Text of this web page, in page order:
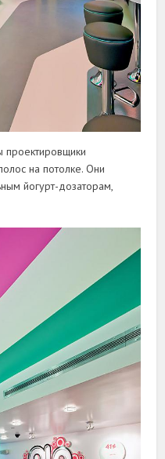
проектировщики
на потолке. Они
йогурт-дозаторам,